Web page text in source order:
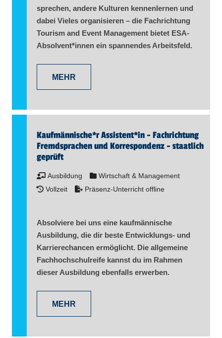
sprechen, andere Kulturen kennenlernen und
dabei Vieles organisieren – die Fachrichtung
Tourism and Event Management bietet ESA-
Absolvent​*innen ein spannendes Arbeitsfeld.
MEHR
Kaufmännische*r Assistent​*in - Fachrichtung
Fremdsprachen und Korrespondenz - staatlich
geprüft
Ausbildung
Wirtschaft & Management
Vollzeit
Präsenz-Unterricht offline
Absolviere bei uns eine kaufmännische
Ausbildung, die dir beste Entwicklungs- und
Karrierechancen ermöglicht. Die allgemeine
Fachhochschulreife kannst du im Rahmen
dieser Ausbildung ebenfalls erwerben.
MEHR